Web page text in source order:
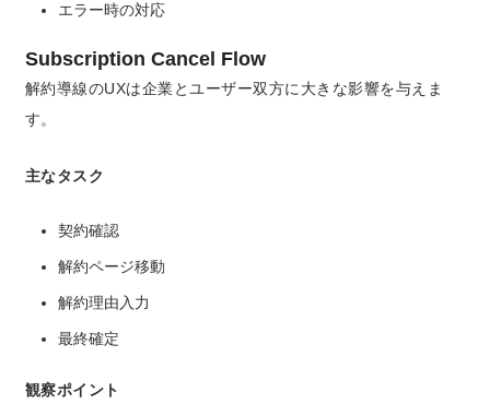
エラー時の対応
Subscription Cancel Flow
解約導線のUXは企業とユーザー双方に大きな影響を与えま
す。
主なタスク
契約確認
解約ページ移動
解約理由入力
最終確定
観察ポイント